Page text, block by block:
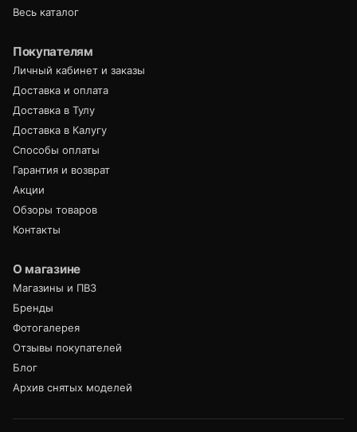
Весь каталог
Покупателям
Личный кабинет и заказы
Доставка и оплата
Доставка в Тулу
Доставка в Калугу
Способы оплаты
Гарантия и возврат
Акции
Обзоры товаров
Контакты
О магазине
Магазины и ПВЗ
Бренды
Фотогалерея
Отзывы покупателей
Блог
Архив снятых моделей